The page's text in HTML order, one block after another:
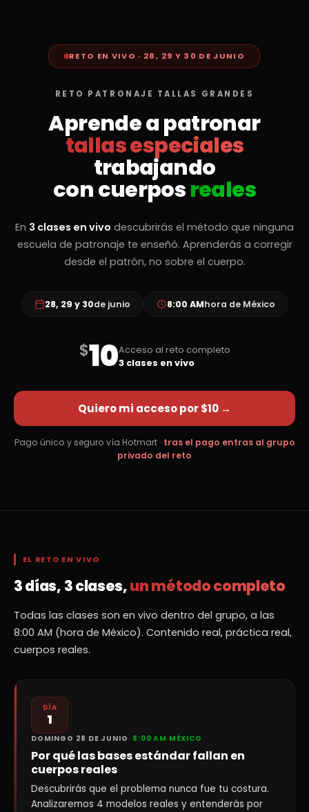
RETO EN VIVO · 28, 29 Y 30 DE JUNIO
RETO PATRONAJE TALLAS GRANDES
Aprende a patronar
tallas especiales
trabajando
con cuerposreales
En 3 clases en vivo descubrirás el método que ninguna
escuela de patronaje te enseñó. Aprenderás a corregir
desde el patrón, no sobre el cuerpo.
28, 29 y 30de junio 8:00 AMhora de México
$10Acceso al reto completo
3 clases en vivo
Quiero mi acceso por $10 →
Pago único y seguro vía Hotmart · tras el pago entras al grupo
privado del reto
EL RETO EN VIVO
3 días, 3 clases,un método completo
Todas las clases son en vivo dentro del grupo, a las
8:00 AM (hora de México). Contenido real, práctica real,
cuerpos reales.
DÍA
1
DOMINGO 28 DE JUNIO · 8:00 AM MÉXICO
Por qué las bases estándar fallan en
cuerpos reales
Descubrirás que el problema nunca fue tu costura.
Analizaremos 4 modelos reales y entenderás por